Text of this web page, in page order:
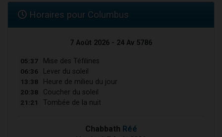
Horaires pour Columbus
7 Août 2026 - 24 Av 5786
05:37 Mise des Téfilines
06:36 Lever du soleil
13:38 Heure de milieu du jour
20:38 Coucher du soleil
21:21 Tombée de la nuit
Chabbath Réé